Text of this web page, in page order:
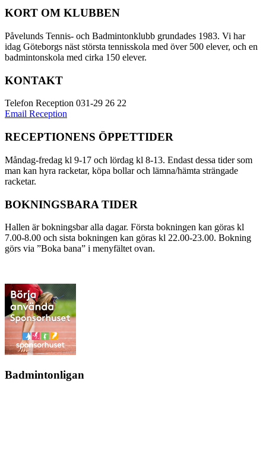
KORT OM KLUBBEN
Påvelunds Tennis- och Badmintonklubb grundades 1983. Vi har
idag Göteborgs näst största tennisskola med över 500 elever, och en
badmintonskola med cirka 150 elever.
KONTAKT
Telefon Reception 031-29 26 22
Email Reception
RECEPTIONENS ÖPPETTIDER
Måndag-fredag kl 9-17 och lördag kl 8-13. Endast dessa tider som
man kan hyra racketar, köpa bollar och lämna/hämta strängade
racketar.
BOKNINGSBARA TIDER
Hallen är bokningsbar alla dagar. Första bokningen kan göras kl
7.00-8.00 och sista bokningen kan göras kl 22.00-23.00. Bokning
görs via ”Boka bana” i menyfältet ovan.
Badmintonligan